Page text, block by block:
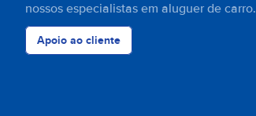
nossos especialistas em aluguer de carro.
Apoio ao cliente